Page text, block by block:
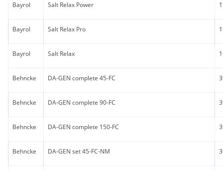
Bayrol Salt Relax Power
Bayrol Salt Relax Pro
Bayrol Salt Relax
Behncke DA-GEN complete 45-FC
Behncke DA-GEN complete 90-FC
Behncke DA-GEN complete 150-FC
Behncke DA-GEN set 45-FC-NM